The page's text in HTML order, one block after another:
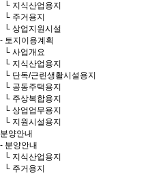
└ 지식산업용지
└ 주거용지
└ 상업지원시설
- 토지이용계획
└ 사업개요
└ 지식산업용지
└ 단독/근린생활시설용지
└ 공동주택용지
└ 주상복합용지
└ 상업업무용지
└ 지원시설용지
분양안내
- 분양안내
└ 지식산업용지
└ 주거용지